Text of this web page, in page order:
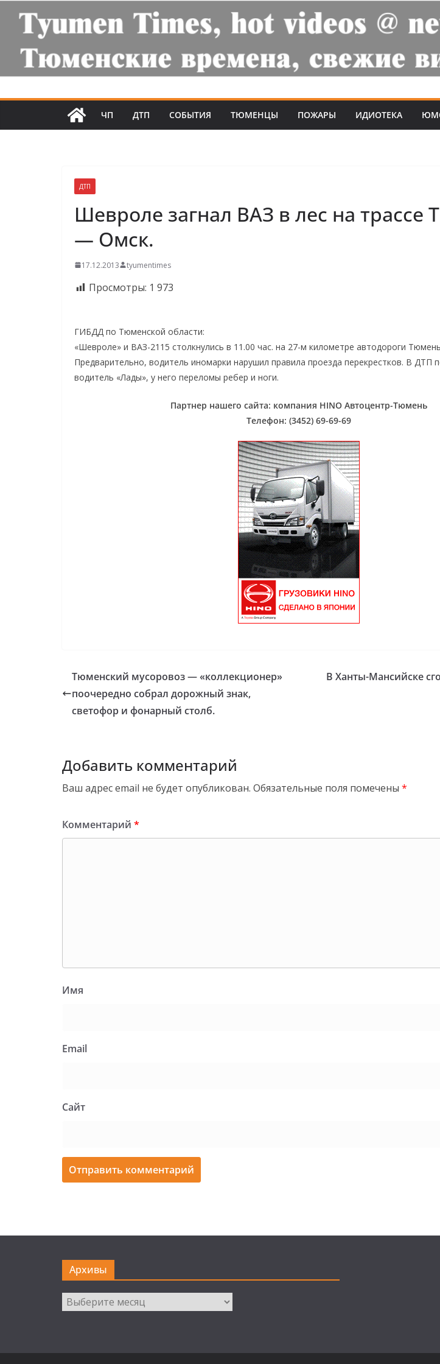
ЧП ДТП СОБЫТИЯ ТЮМЕНЦЫ ПОЖАРЫ ИДИОТЕКА
ДТП
Шевроле загнал ВАЗ в лес на трассе
— Омск.
17.12.2013 tyumentimes
Просмотры: 1 973
ГИБДД по Тюменской области:
«Шевроле» и ВАЗ-2115 столкнулись в 11.00 час. на 27-м километре автодороги
Предварительно, водитель иномарки нарушил правила проезда перекрестков. В ДТП
водитель «Лады», у него переломы ребер и ноги.
Партнер нашего сайта: компания HINO Автоцентр-Тюмень
Телефон: (3452) 69-69-69
Тюменский мусоровоз — «коллекционер»
поочередно собрал дорожный знак,
светофор и фонарный столб.
В Ханты-Мансийске
Добавить комментарий
Ваш адрес email не будет опубликован. Обязательные поля помечены *
Комментарий *
Имя
Email
Сайт
Архивы
Архивы